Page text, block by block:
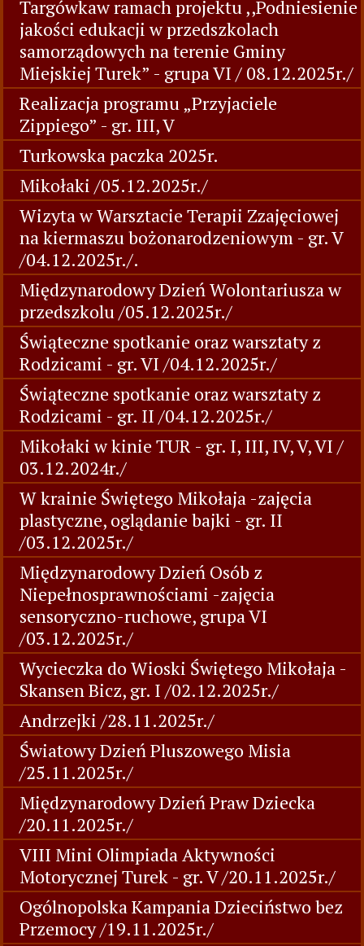
Targówkaw ramach projektu ,,Podniesienie
jakości edukacji w przedszkolach
samorządowych na terenie Gminy
Miejskiej Turek” - grupa VI / 08.12.2025r./
Realizacja programu „Przyjaciele
Zippiego” - gr. III, V
Turkowska paczka 2025r.
Mikołaki /05.12.2025r./
Wizyta w Warsztacie Terapii Zzajęciowej
na kiermaszu bożonarodzeniowym - gr. V
/04.12.2025r./.
Międzynarodowy Dzień Wolontariusza w
przedszkolu /05.12.2025r./
Świąteczne spotkanie oraz warsztaty z
Rodzicami - gr. VI /04.12.2025r./
Świąteczne spotkanie oraz warsztaty z
Rodzicami - gr. II /04.12.2025r./
Mikołaki w kinie TUR - gr. I, III, IV, V, VI /
03.12.2024r./
W krainie Świętego Mikołaja -zajęcia
plastyczne, oglądanie bajki - gr. II
/03.12.2025r./
Międzynarodowy Dzień Osób z
Niepełnosprawnościami -zajęcia
sensoryczno-ruchowe, grupa VI
/03.12.2025r./
Wycieczka do Wioski Świętego Mikołaja -
Skansen Bicz, gr. I /02.12.2025r./
Andrzejki /28.11.2025r./
Światowy Dzień Pluszowego Misia
/25.11.2025r./
Międzynarodowy Dzień Praw Dziecka
/20.11.2025r./
VIII Mini Olimpiada Aktywności
Motorycznej Turek - gr. V /20.11.2025r./
Ogólnopolska Kampania Dzieciństwo bez
Przemocy /19.11.2025r./